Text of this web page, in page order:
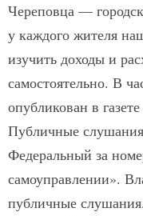
Череповца —
у каждого жителя
изучить доходы и
самостоятельно. В
опубликован в
Публичные
Федеральный за
самоуправлении».
публичные